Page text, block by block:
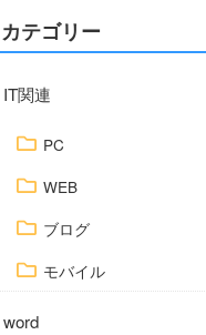
カテゴリー
IT関連
PC
WEB
ブログ
モバイル
word